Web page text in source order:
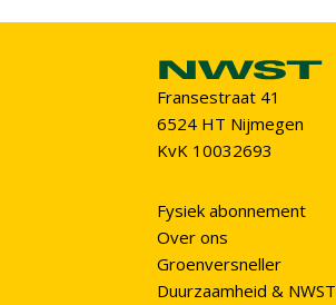
Fransestraat 41
6524 HT Nijmegen
KvK 10032693
Fysiek abonnement
Over ons
Groenversneller
Duurzaamheid & NWST